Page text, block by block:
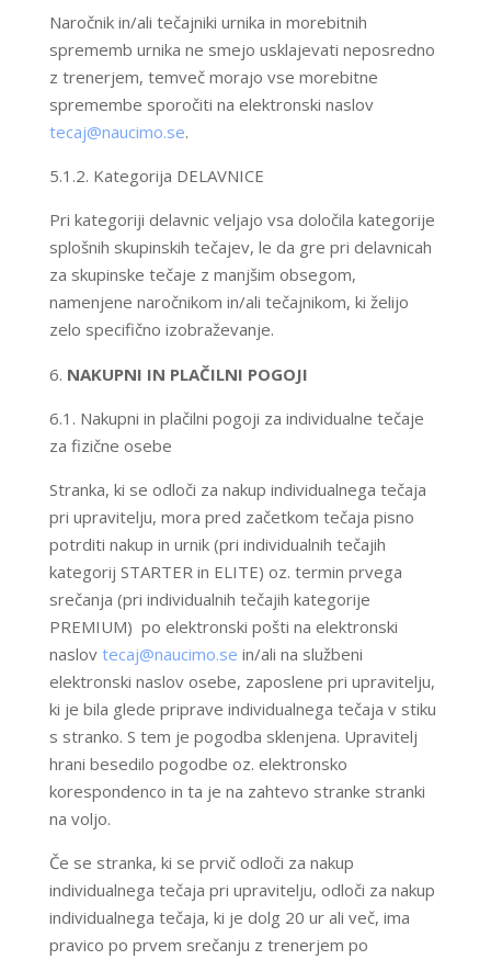
Naročnik in/ali tečajniki urnika in morebitnih
sprememb urnika ne smejo usklajevati neposredno
z trenerjem, temveč morajo vse morebitne
spremembe sporočiti na elektronski naslov
tecaj@naucimo.se.
5.1.2. Kategorija DELAVNICE
Pri kategoriji delavnic veljajo vsa določila kategorije
splošnih skupinskih tečajev, le da gre pri delavnicah
za skupinske tečaje z manjšim obsegom,
namenjene naročnikom in/ali tečajnikom, ki želijo
zelo specifično izobraževanje.
NAKUPNI IN PLAČILNI POGOJI
6.1. Nakupni in plačilni pogoji za individualne tečaje
za fizične osebe
​Stranka, ki se odloči za nakup individualnega tečaja
pri upravitelju, mora pred začetkom tečaja pisno
potrditi nakup in urnik (pri individualnih tečajih
kategorij STARTER in ELITE) oz. termin prvega
srečanja (pri individualnih tečajih kategorije
PREMIUM) po elektronski pošti na elektronski
naslov tecaj@naucimo.se in/ali na službeni
elektronski naslov osebe, zaposlene pri upravitelju,
ki je bila glede priprave individualnega tečaja v stiku
s stranko. S tem je pogodba sklenjena. Upravitelj
hrani besedilo pogodbe oz. elektronsko
korespondenco in ta je na zahtevo stranke stranki
na voljo.
Če se stranka, ki se prvič odloči za nakup
individualnega tečaja pri upravitelju, odloči za nakup
individualnega tečaja, ki je dolg 20 ur ali več, ima
pravico po prvem srečanju z trenerjem po